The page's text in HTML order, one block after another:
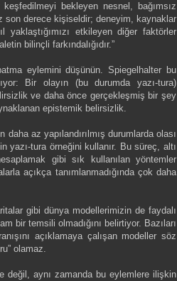
keşfedilmeyi bekleyen nesnel, bağımsız
son derece kişiseldir; deneyim, kaynaklar
yaklaştığımızı etkileyen diğer faktörler
bilinçli farkındalığıdır.”
eylemini düşünün. Spiegelhalter bu
Bir olayın (bu durumda yazı-tura)
ve daha önce gerçekleşmiş bir şey
epistemik belirsizlik.
az yapılandırılmış durumlarda olası
yazı-tura örneğini kullanır. Bu süreç, altı
gibi sık kullanılan yöntemler
açıkça tanımlanmadığında çok daha
gibi dünya modellerimizin de faydalı
bir temsili olmadığını belirtiyor. Bazıları
açıklamaya çalışan modeller söz
olamaz.
değil, aynı zamanda bu eylemlere ilişkin